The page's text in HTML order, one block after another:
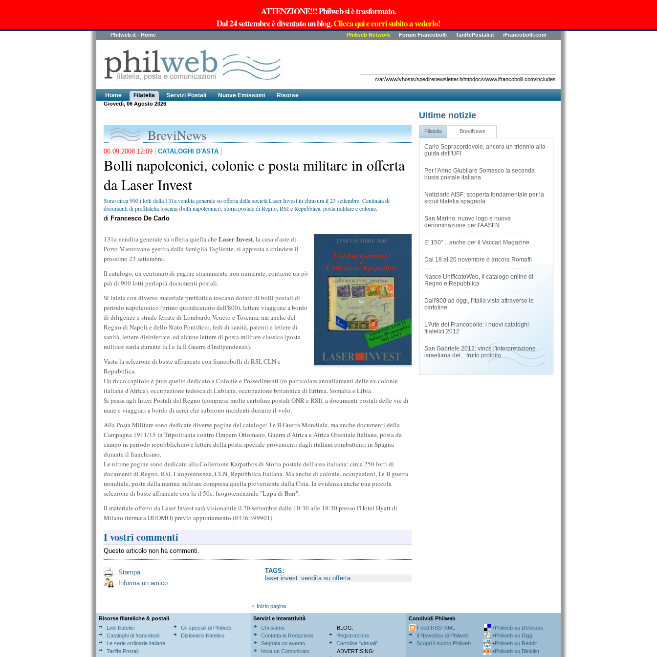
ATTENZIONE!!! Philweb si è trasformato.
Dal 24 settembre è diventato un blog.Clicca qui e corri subito a vederlo!
Philweb.it - Home Philweb Network Forum Francobolli TariffePostali.it iFrancobolli.com
/var/www/vhosts/spedirenewsletter.it/httpdocs/www.ifrancobolli.com/includes
Home Filatelia Servizi Postali Nuove Emissioni Risorse
Giovedì, 06 Agosto 2026
Ultime notizie
BreviNews
06.09.2008 12:09 CATALOGHI D'ASTA
Bolli napoleonici, colonie e posta militare in offerta
da Laser Invest
Sono circa 900 i lotti della 131a vendita generale su offerta della società Laser Invest in chiusura il 23 settembre. Centinaia di
documenti di prefilatelia toscana (bolli napoleonici), storia postale di Regno, RSI e Repubblica, posta militare e colonie.
di Francesco De Carlo
131a vendita generale su offerta quella che Laser Invest, la casa d'aste di
Porto Mantovano gestita dalla famiglia Tagliente,si appresta a chiudere il
prossimo 23 settembre.
Il catalogo, un centinaio di pagine stranamente non numerate, contiene un pò
più di 900 lotti perlopiù documenti postali.
Si inizia con diverso materiale prefilatico toscano dotato di bolli postali di
periodo napoleonico (primo quindicennio dell'800), lettere viaggiate a bordo
di diligenze e strade ferrate di Lombardo Veneto e Toscana, ma anche del
Regno di Napoli e dello Stato Pontificio, fedi di sanità, patenti e lettere di
sanità, lettere disinfettate, ed alcune lettere di posta militare classica (posta
militare sarda durante la I e la II Guerra d'Indipendenza).
Vasta la selezione di buste affrancate con francobolli di RSI, CLN e
Repubblica.
Un ricco capitolo è pure quello dedicato a Colonie e Possedimenti (in particolare annullamenti delle ex colonie
italiane d'Africa), occupazione tedesca di Lubiana, occupazione britannica di Eritrea, Somalia e Libia.
Si passa agli Interi Postali del Regno (comprese molte cartoline postali GNR e RSI), a documenti postali delle vie di
mare e viaggiati a bordo di aerei che subirono incidenti durante il volo.
Alla Posta Militare sono dedicate diverse pagine del catalogo: I e II Guerra Mondiale, ma anche documenti della
Campagna 1911/15 in Tripolitania contro l'Impero Ottomano, Guerra d'Africa e Africa Orientale Italiane, posta da
campo in periodo repubblichino e lettere della posta speciale provenienti dagli italiani combattenti in Spagna
durante il franchismo.
Le ultime pagine sono dedicate alla Collezione Karpathos di Storia postale dell'area italiana: circa 250 lotti di
documenti di Regno, RSI, Luogotenenza, CLN, Repubblica Italiana. Ma anche di colonie, occupazioni, I e II guerra
mondiale, posta della marina militare compresa quella proveniente dalla Cina. In evidenza anche una piccola
selezione di buste affrancate con la il 50c. luogotenenziale "Lupa di Bari".
Il materiale offerto da Laser Invest sarà visionabile il 20 settembre dalle 10:30 alle 18:30 presso l'Hotel Hyatt di
Milano (fermata DUOMO) previo appuntamento (0376.399901).
I vostri commenti
Questo articolo non ha commenti.
Stampa
Informa un amico
TAGS:
laser invest vendita su offerta
Filatelia BreviNews
Carlo Sopracordevole, ancora un triennio alla
guida dell'UFI
Per l'Anno Giubilare Somasco la seconda
busta postale italiana
Notiziario AISF: scoperta fondamentale per la
scout filatelia spagnola
San Marino: nuovo logo e nuova
denominazione per l'AASFN
E' 150°... anche per il Vaccari Magazine
Dal 18 al 20 novembre è ancora Romafil
Nasce UnificatoWeb, il catalogo online di
Regno e Repubblica
Dall'800 ad oggi, l'Italia vista attraverso le
cartoline
L'Arte del Francobollo: i nuovi cataloghi
filatelici 2012
San Gabriele 2012: vince l'interpretazione
israeliana del... frutto proibito
Inizio pagina
Risorse filateliche & postali
Link filatelici
Cataloghi di francobolli
Le serie ordinarie italiane
Tariffe Postali
Gli speciali di Philweb
Dizionario filatelico
Servizi e Interattività
Chi siamo
Contatta la Redazione
Segnala un evento
Invia un Comunicato
BLOG:
Registrazione
Cartoline "virtuali"
ADVERTISING:
Condividi Philweb
Feed RSS+XML
Il NewsBox di Philweb
Scopri il nuovo Philweb
+Philweb su Delicious
+Philweb su Digg
+Philweb su Reddit
+Philweb su Blinklist